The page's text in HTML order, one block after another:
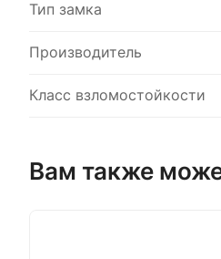
Тип замка
Производитель
Класс взломостойкости
Вам также